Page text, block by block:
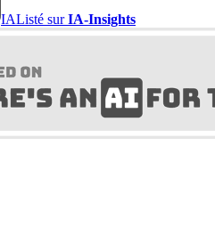
IAListé surIA-Insights